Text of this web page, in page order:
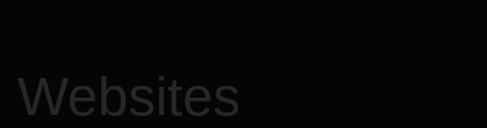
Websites